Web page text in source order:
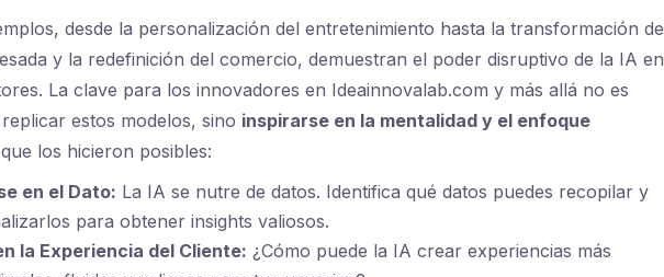
desde la personalización del entretenimiento hasta la transformación de
y la redefinición del comercio, demuestran el poder disruptivo de la IA en
La clave para los innovadores en Ideainnovalab.com y más allá no es
estos modelos, sino inspirarse en la mentalidad y el enfoque
que los hicieron posibles:
en el Dato: La IA se nutre de datos. Identifica qué datos puedes recopilar y
para obtener insights valiosos.
la Experiencia del Cliente: ¿Cómo puede la IA crear experiencias más